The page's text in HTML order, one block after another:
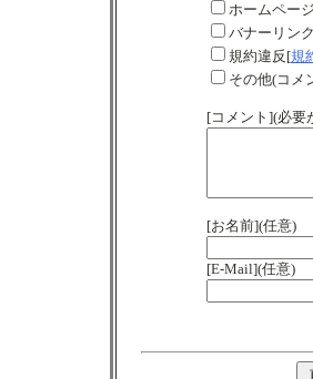
ホームペー
バナーリン
規約違反[規
その他(コメ
[コメント](必要
[お名前](任意)
[E-Mail](任意)